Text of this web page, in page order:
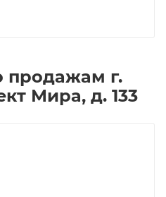
г.
Мира, д. 133